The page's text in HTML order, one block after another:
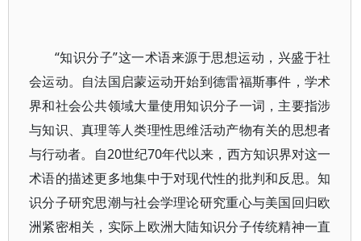
“知识分子”这一术语来源于思想运动，兴盛于社
会运动。自法国启蒙运动开始到德雷福斯事件，学术
界和社会公共领域大量使用知识分子一词，主要指涉
与知识、真理等人类理性思维活动产物有关的思想者
与行动者。自20世纪70年代以来，西方知识界对这一
术语的描述更多地集中于对现代性的批判和反思。知
识分子研究思潮与社会学理论研究重心与美国回归欧
洲紧密相关，实际上欧洲大陆知识分子传统精神一直